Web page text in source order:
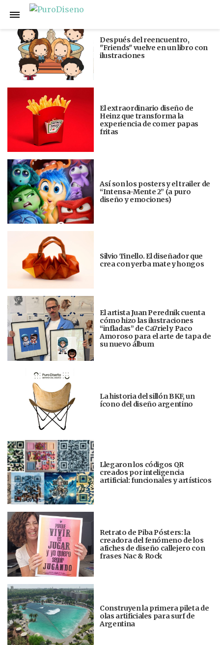
Anterior
Después del reencuentro,
"Friends" vuelve en un libro con
ilustraciones
El extraordinario diseño de
Heinz que transforma la
experiencia de comer papas
fritas
Así son los posters y el trailer de
“Intensa-Mente 2” (a puro
diseño y emociones)
Silvio Tinello. El diseñador que
crea con yerba mate y hongos
El artista Juan Perednik cuenta
cómo hizo las ilustraciones
“infladas” de Ca7riel y Paco
Amoroso para el arte de tapa de
su nuevo álbum
La historia del sillón BKF, un
ícono del diseño argentino
Llegaron los códigos QR
creados por inteligencia
artificial: funcionales y artísticos
Retrato de Piba Pósters: la
creadora del fenómeno de los
afiches de diseño callejero con
frases Nac & Rock
Construyen la primera pileta de
olas artificiales para surf de
Argentina
Siguiente